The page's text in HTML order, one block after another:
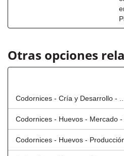
Otras opciones
Codornices - Cría y Desarrollo - ...
Codornices - Huevos - Mercado -
Codornices - Huevos - Producción